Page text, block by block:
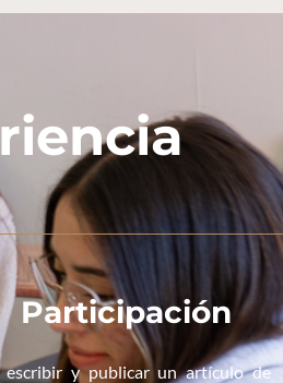
Participación
escribir y publicar un artículo de